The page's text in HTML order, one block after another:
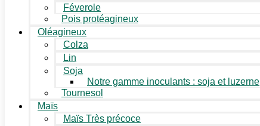
Féverole
Pois protéagineux
Oléagineux
Colza
Lin
Soja
Notre gamme inoculants : soja et luzerne
Tournesol
Maïs
Maïs Très précoce